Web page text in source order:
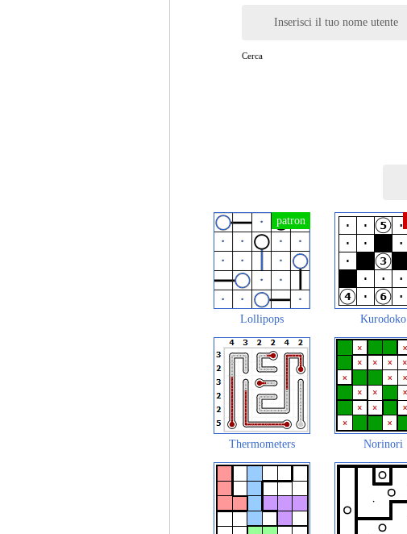
Inserisci il tuo nome utente
Cerca
Lollipops Kurodoko
Thermometers Norinori